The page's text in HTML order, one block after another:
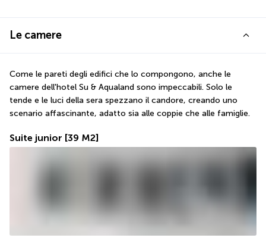
Le camere
Come le pareti degli edifici che lo compongono, anche le
camere dell'hotel Su & Aqualand sono impeccabili. Solo le
tende e le luci della sera spezzano il candore, creando uno
scenario affascinante, adatto sia alle coppie che alle famiglie.
Suite junior [39 M2]